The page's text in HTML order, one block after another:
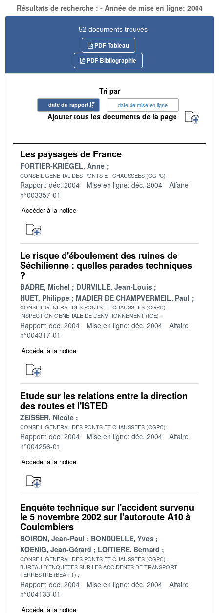
Résultats de recherche : - Année de mise en ligne: 2004
52 documents trouvés
PDF Tableau
PDF Bibliographie
Tri par
date du rapport date de mise en ligne
Ajouter tous les documents de la page
Les paysages de France
FORTIER-KRIEGEL, Anne
CONSEIL GENERAL DES PONTS ET CHAUSSEES (CGPC)
Rapport: déc. 2004 Mise en ligne: déc. 2004
Affaire
n°003357-01
Accéder à la notice
Le risque d'éboulement des ruines de
Séchilienne : quelles parades techniques
?
BADRE, Michel
DURVILLE, Jean-Louis
HUET, Philippe
MADIER DE CHAMPVERMEIL, Paul
CONSEIL GENERAL DES PONTS ET CHAUSSEES (CGPC)
INSPECTION GENERALE DE L'ENVIRONNEMENT (IGE)
Rapport: déc. 2004 Mise en ligne: déc. 2004
Affaire
n°004317-01
Accéder à la notice
Etude sur les relations entre la direction
des routes et l'ISTED
ZEISSER, Nicole
CONSEIL GENERAL DES PONTS ET CHAUSSEES (CGPC)
Rapport: déc. 2004 Mise en ligne: déc. 2004
Affaire
n°004256-01
Accéder à la notice
Enquête technique sur l'accident survenu
le 5 novembre 2002 sur l'autoroute A10 à
Coulombiers
BOIRON, Jean-Paul
BONDUELLE, Yves
KOENIG, Jean-Gérard
LOITIERE, Bernard
CONSEIL GENERAL DES PONTS ET CHAUSSEES (CGPC)
BUREAU D'ENQUETES SUR LES ACCIDENTS DE TRANSPORT
TERRESTRE (BEA-TT)
Rapport: déc. 2004 Mise en ligne: déc. 2004
Affaire
n°004133-01
Accéder à la notice